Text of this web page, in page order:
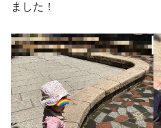
ました！